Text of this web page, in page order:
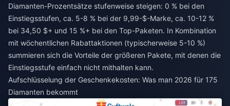
Diamanten-Prozentsätze stufenweise steigen: 0 % bei den
Einstiegsstufen, ca. 5-8 % bei der 9,99-$-Marke, ca. 10-12 %
bei 34,50 $+ und 15 %+ bei den Top-Paketen. In Kombination
mit wöchentlichen Rabattaktionen (typischerweise 5-10 %)
summieren sich die Vorteile der größeren Pakete, mit denen die
Einstiegsstufe einfach nicht mithalten kann.
Aufschlüsselung der Geschenkekosten: Was man 2026 für 175
Diamanten bekommt